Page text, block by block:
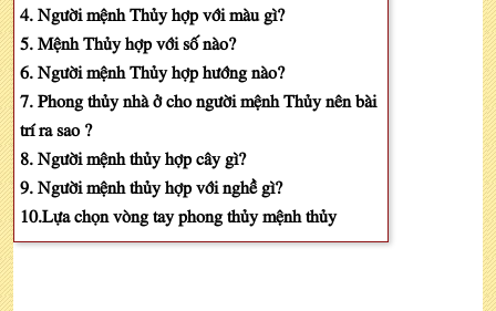
4. Người mệnh Thủy hợp với màu gì?
5. Mệnh Thủy hợp với số nào?
6. Người mệnh Thủy hợp hướng nào?
7. Phong thủy nhà ở cho người mệnh Thủy nên bài
trí ra sao ?
8. Người mệnh thủy hợp cây gì?
9. Người mệnh thủy hợp với nghề gì?
10.Lựa chọn vòng tay phong thủy mệnh thủy